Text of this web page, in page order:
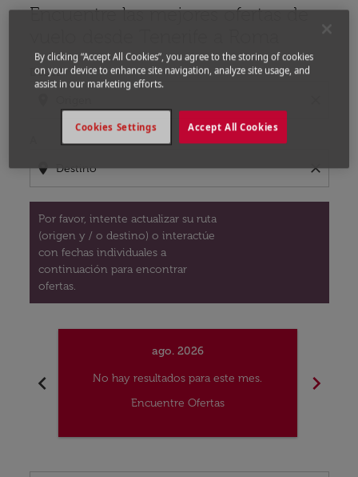
Encuentre las mejores ofertas de
Desde
location_on close
Por favor, intente actualizar su ruta
(origen y / o destino) o interactúe
con fechas individuales a
continuación para encontrar
ofertas.
Por favor, intente actualizar su ruta (origen y / o
chevron_left
ago. 2026
No hay resultados para este mes.
Encuentre Ofertas
chevron_right
By clicking “Accept All Cookies”, you agree to the storing of cookies
on your device to enhance site navigation, analyze site usage, and
assist in our marketing efforts.
Accept All Cookies
Cookies Settings